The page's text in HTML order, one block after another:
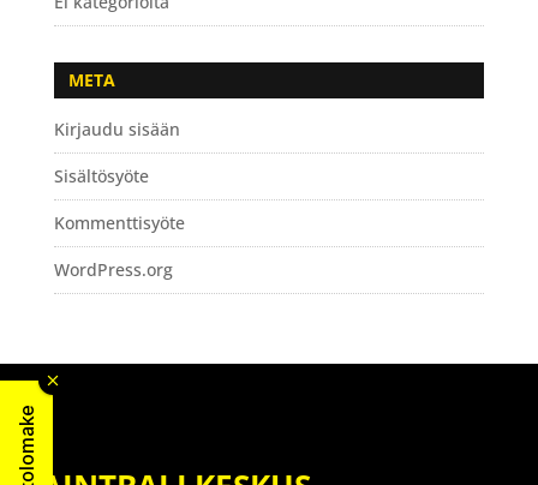
META
Kirjaudu sisään
Sisältösyöte
Kommenttisyöte
WordPress.org